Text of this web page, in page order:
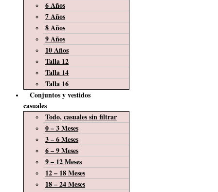
6 Años
7 Años
8 Años
9 Años
10 Años
Talla 12
Talla 14
Talla 16
Conjuntos y vestidos
casuales
Todo, casuales sin filtrar
0 – 3 Meses
3 – 6 Meses
6 – 9 Meses
9 – 12 Meses
12 – 18 Meses
18 – 24 Meses